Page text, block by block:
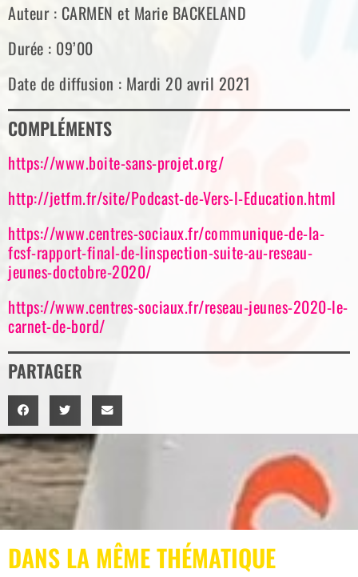
Auteur : CARMEN et Marie BACKELAND
Durée : 09’00
Date de diffusion : Mardi 20 avril 2021
COMPLÉMENTS
https://www.boite-sans-projet.org/
http://jetfm.fr/site/Podcast-de-Vers-l-Education.html
https://www.centres-sociaux.fr/communique-de-la-
fcsf-rapport-final-de-linspection-suite-au-reseau-
jeunes-doctobre-2020/
https://www.centres-sociaux.fr/reseau-jeunes-2020-le-
carnet-de-bord/
PARTAGER
DANS LA MÊME THÉMATIQUE